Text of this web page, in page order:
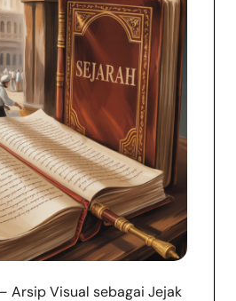
Arsip Visual sebagai Jejak